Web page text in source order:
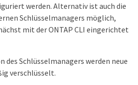
werden. Alternativ ist auch die
Schlüsselmanagers möglich,
mit der ONTAP CLI eingerichtet
des Schlüsselmanagers werden neue
verschlüsselt.